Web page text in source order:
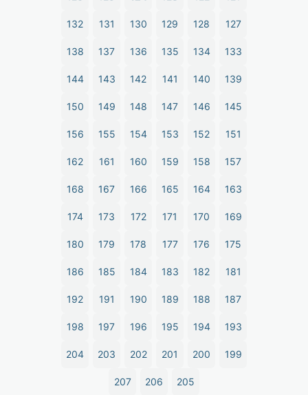
127
128
129
130
131
132
133
134
135
136
137
138
139
140
141
142
143
144
145
146
147
148
149
150
151
152
153
154
155
156
157
158
159
160
161
162
163
164
165
166
167
168
169
170
171
172
173
174
175
176
177
178
179
180
181
182
183
184
185
186
187
188
189
190
191
192
193
194
195
196
197
198
199
200
201
202
203
204
205
206
207